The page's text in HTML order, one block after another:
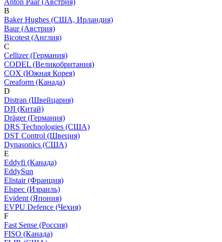
Anton Paar (Австрия)
B
Baker Hughes (США, Ирландия)
Baur (Австрия)
Bicotest (Англия)
C
Cellizer (Германия)
CODEL (Великобритания)
COX (Южная Корея)
Creaform (Канада)
D
Distran (Швейцария)
DJI (Китай)
Dräger (Германия)
DRS Technologies (США)
DST Control (Швеция)
Dynasonics (США)
E
Eddyfi (Канада)
EddySun
Elistair (Франция)
Elspec (Израиль)
Evident (Япония)
EVPU Defence (Чехия)
F
Fast Sense (Россия)
FISO (Канада)